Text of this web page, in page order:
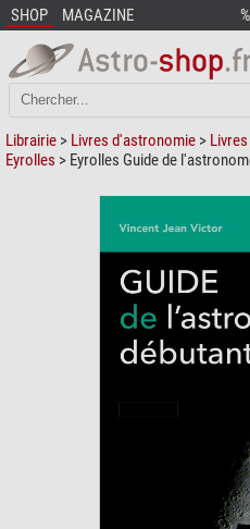
SHOP MAGAZINE
Librairie > Livres d'astronomie >
Eyrolles > Eyrolles Guide de